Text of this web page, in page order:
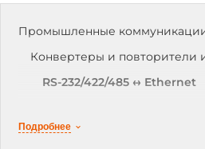
Промышленные
Конвертеры и повторители
RS-232/422/485 ↔ Ethernet
RS-232/422/485 ↔ USB
Подробнее